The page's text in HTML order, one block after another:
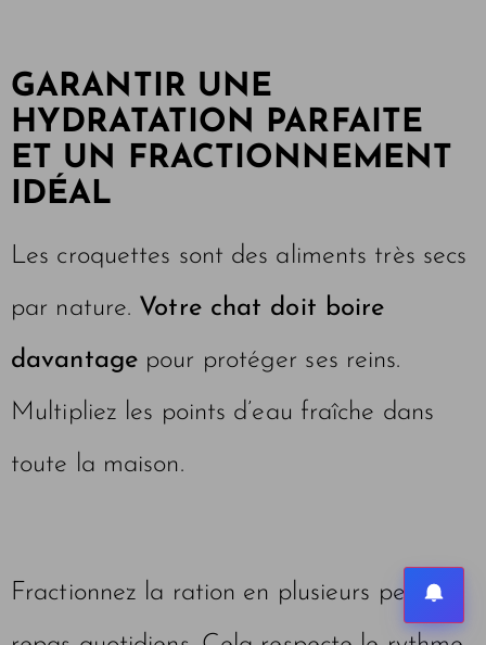
GARANTIR UNE
HYDRATATION PARFAITE
ET UN FRACTIONNEMENT
IDÉAL
Les croquettes sont des aliments très secs
par nature. Votre chat doit boire
davantagepour protéger ses reins.
Multipliez les points d’eau fraîche dans
toute la maison.
Fractionnez la ration en plusieurs petits